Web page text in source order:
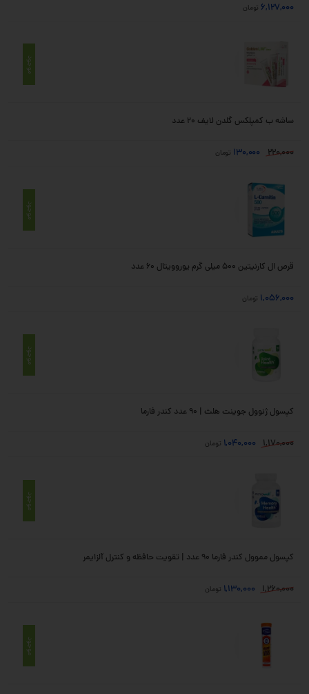
6,127,000 تومان
موجود
ساشه ب کمپلکس گلدن لایف 20 عدد
220,000
130,000 تومان
موجود
قرص ال کارنیتین 500 میلی گرم یوروویتال 60 عدد
1,056,000 تومان
موجود
كپسول ژنوول جوینت هلث | 90 عدد كندر فارما
1,170,000
1,040,000 تومان
موجود
کپسول مموول کندر فارما ۹۰ عدد | تقویت حافظه و کنترل آلزایمر
1,260,000
1,130,000 تومان
موجود